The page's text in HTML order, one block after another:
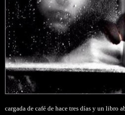
cargada de café de hace tres días y un libro